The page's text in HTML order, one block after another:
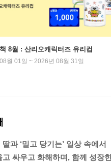
8월 : 산리오캐릭터즈 유리컵
월 01일 ~ 2026년 08월 31일
과 ‘밀고 당기는’ 일상 속에서
고 싸우고 화해하며, 함께 성장